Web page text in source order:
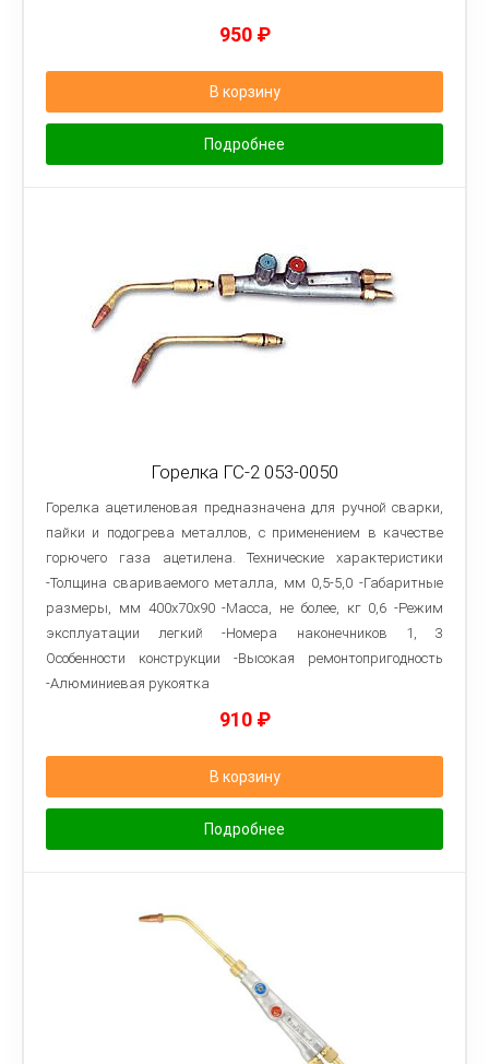
950 ₽
В корзину
Подробнее
Горелка ГС-2 053-0050
Горелка ацетиленовая предназначена для ручной сварки,
пайки и подогрева металлов, с применением в качестве
горючего газа ацетилена. Технические характеристики
-Толщина свариваемого металла, мм 0,5-5,0 -Габаритные
размеры, мм 400х70х90 -Масса, не более, кг 0,6 -Режим
эксплуатации легкий -Номера наконечников 1, 3
Особенности конструкции -Высокая ремонтопригодность
-Алюминиевая рукоятка
910 ₽
В корзину
Подробнее